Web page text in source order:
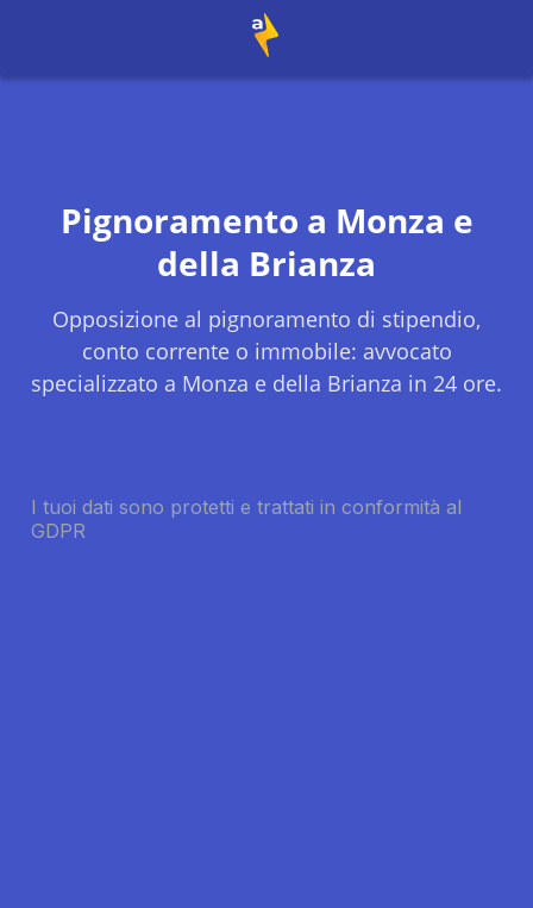
Pignoramento a Monza e
della Brianza
Opposizione al pignoramento di stipendio,
conto corrente o immobile: avvocato
specializzato a Monza e della Brianza in 24 ore.